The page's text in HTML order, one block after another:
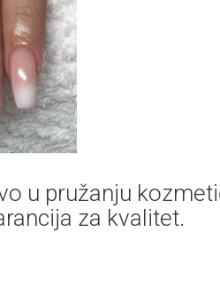
u pružanju
za kvalitet.